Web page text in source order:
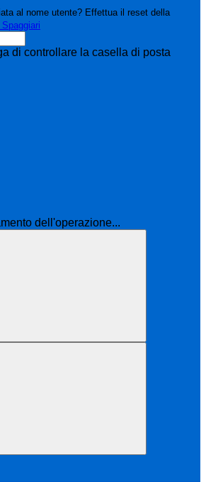
al nome utente? Effettua il reset della
Spaggiari
di controllare la casella di posta
dell'operazione...